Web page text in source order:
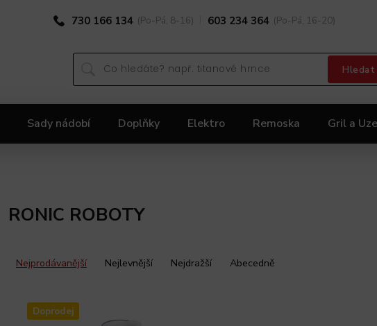
730 166 134 (Po-Pá, 8-16) 603 234 364 (Po-Pá, 16-20)
Hledat
Sady nádobí Doplňky Elektro Remoska Gril a
RONIC ROBOTY
Nejprodávanější Nejlevnější Nejdražší Abecedně
Doprodej